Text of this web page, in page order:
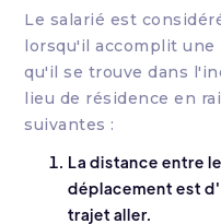
Le salarié est
lorsqu'il accomplit
qu'il se trouve dans
lieu de résidence en
suivantes :
La distance entre
déplacement est
trajet aller.